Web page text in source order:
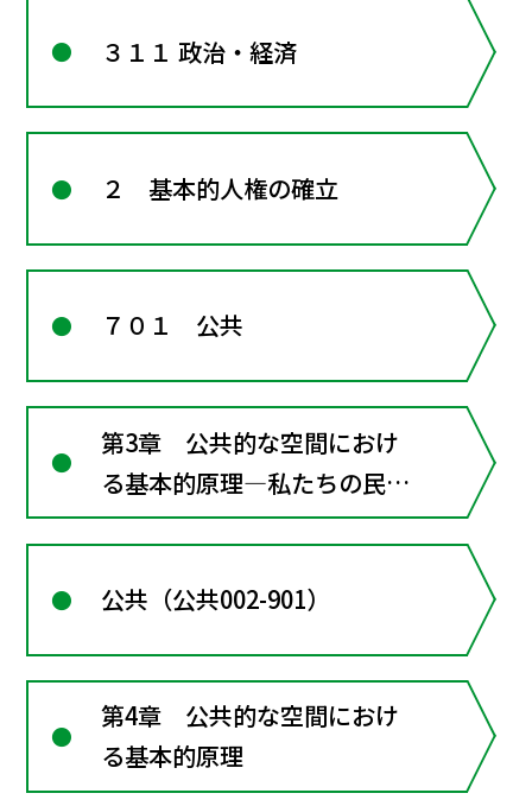
３１１ 政治・経済
２ 基本的人権の確立
７０１ 公共
第3章 公共的な空間におけ
る基本的原理―私たちの民主
的な社会
公共（公共002-901）
第4章 公共的な空間におけ
る基本的原理